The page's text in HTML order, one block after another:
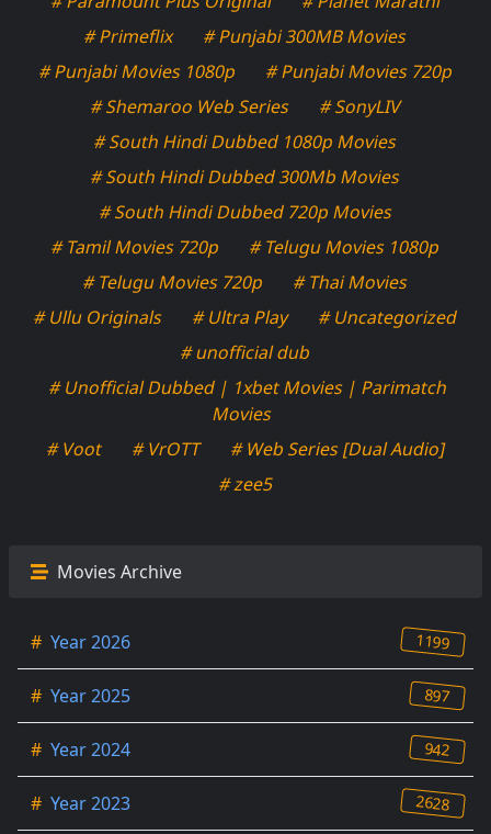
# Primeflix
# Punjabi 300MB Movies
# Punjabi Movies 1080p
# Punjabi Movies 720p
# Shemaroo Web Series
# SonyLIV
# South Hindi Dubbed 1080p Movies
# South Hindi Dubbed 300Mb Movies
# South Hindi Dubbed 720p Movies
# Tamil Movies 720p
# Telugu Movies 1080p
# Telugu Movies 720p
# Thai Movies
# Ullu Originals
# Ultra Play
# Uncategorized
# unofficial dub
# Unofficial Dubbed | 1xbet Movies | Parimatch
Movies
# Voot
# VrOTT
# Web Series [Dual Audio]
# zee5
Movies Archive
# Year 2026 1199
# Year 2025 897
# Year 2024 942
# Year 2023 2628